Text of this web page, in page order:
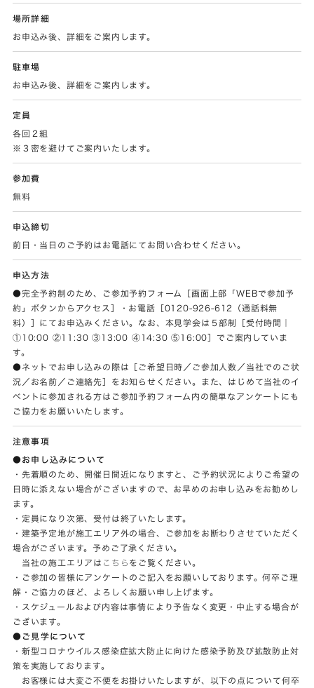
場所詳細
お申込み後、詳細をご案内します。
駐車場
お申込み後、詳細をご案内します。
定員
各回２組
※３密を避けてご案内いたします。
参加費
無料
申込締切
前日・当日のご予約はお電話にてお問い合わせください。
申込方法
●完全予約制のため、ご参加予約フォーム［画面上部「WEBで参加予
約」ボタンからアクセス］・お電話［0120-926-612（通話料無
料）］にてお申込みください。なお、本見学会は５部制［受付時間｜
①10:00 ②11:30 ③13:00 ④14:30 ⑤16:00］でご案内していま
す。
●ネットでお申し込みの際は［ご希望日時／ご参加人数／当社でのご状
況／お名前／ご連絡先］をお知らせください。また、はじめて当社のイ
ベントに参加される方はご参加予約フォーム内の簡単なアンケートにも
ご協力をお願いいたします。
注意事項
●お申し込みについて
・先着順のため、開催日間近になりますと、ご予約状況によりご希望の
日時に添えない場合がございますので、お早めのお申し込みをお勧めし
ます。
・定員になり次第、受付は終了いたします。
・建築予定地が施工エリア外の場合、ご参加をお断わりさせていただく
場合がございます。予めご了承ください。
当社の施工エリアは こちら をご覧ください。
・ご参加の皆様にアンケートのご記入をお願いしております。何卒ご理
解・ご協力のほど、よろしくお願い申し上げます。
・スケジュールおよび内容は事情により予告なく変更・中止する場合が
ございます。
●ご見学について
・新型コロナウイルス感染症拡大防止に向けた感染予防及び拡散防止対
策を実施しております。
お客様には大変ご不便をお掛けいたしますが、以下の点について何卒